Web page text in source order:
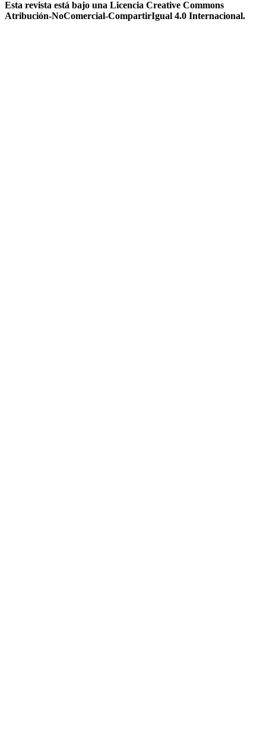
Esta revista está bajo una Licencia Creative Commons
Atribución-NoComercial-CompartirIgual 4.0 Internacional.